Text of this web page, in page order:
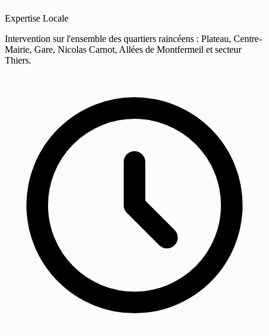
Expertise Locale
Intervention sur l'ensemble des quartiers raincéens : Plateau, Centre-
Mairie, Gare, Nicolas Carnot, Allées de Montfermeil et secteur
Thiers.